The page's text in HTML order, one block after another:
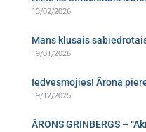
13/02/2026
Mans klusais
19/01/2026
Iedvesmojies! Ārona
19/12/2025
ĀRONS GRINBERGS –